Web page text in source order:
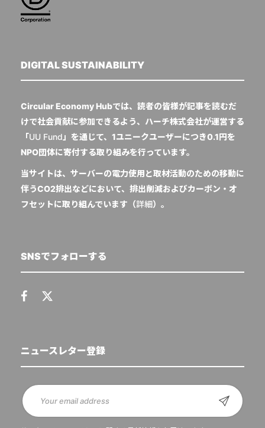
DIGITAL SUSTAINABILITY
Circular Economy Hubでは、読者の皆様が記事を読むだ
けで社会貢献に参加できるよう、ハーチ株式会社が運営する
「UU Fund 」を通じて、1ユニークユーザーにつき0.1円を
NPO団体に寄付する取り組みを行っています。
当サイトは、サーバーの電力使用と取材活動のための移動に
伴うCO2排出などにおいて、排出削減およびカーボン・オ
フセットに取り組んでいます（詳細）。
SNSでフォローする
ニュースレター登録